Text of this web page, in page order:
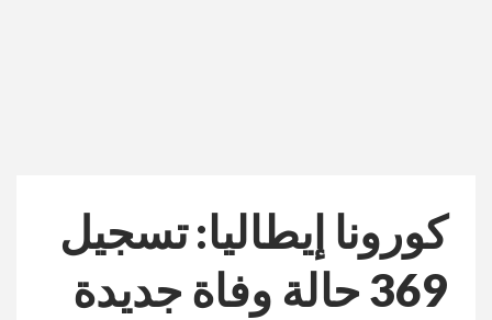
كورونا إيطاليا: تسجيل
369 حالة وفاة جديدة